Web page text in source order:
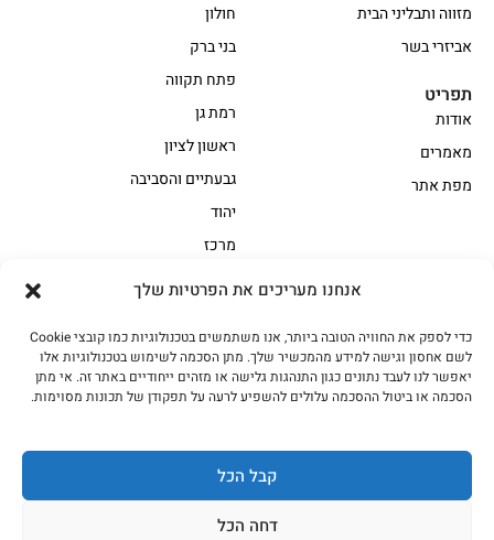
אנחנו מעריכים את הפרטיות שלך
כדי לספק את החוויה הטובה ביותר, אנו משתמשים בטכנולוגיות כמו קובצי Cookie
לשם אחסון וגישה למידע מהמכשיר שלך. מתן הסכמה לשימוש בטכנולוגיות אלו
יאפשר לנו לעבד נתונים כגון התנהגות גלישה או מזהים ייחודיים באתר זה. אי מתן
הסכמה או ביטול ההסכמה עלולים להשפיע לרעה על תפקודן של תכונות מסוימות.
קבל הכל
דחה הכל
אווז
בשר בקר משובח
בשר בקר עגלה משובח
בשר למעשנת
הודו
חלקים אחוריים
מיוחדי מסורת1
נתחי פנים
עוף
חולון
בני ברק
פתח תקווה
רמת גן
ראשון לציון
גבעתיים והסביבה
יהוד
מרכז
מזווה ותבליני הבית
אביזרי בשר
תפריט
אודות
מאמרים
מפת אתר